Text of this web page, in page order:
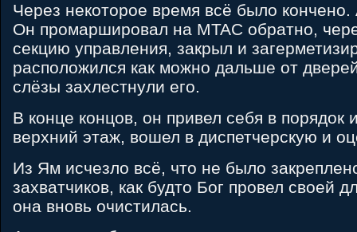
Через некоторое время всё было кончено.
Он промаршировал на MTAC обратно,
секцию управления, закрыл и
расположился как можно дальше от
слёзы захлестнули его.
В конце концов, он привел себя в порядок
верхний этаж, вошел в диспетчерскую и
Из Ям исчезло всё, что не было
захватчиков, как будто Бог провел своей
она вновь очистилась.